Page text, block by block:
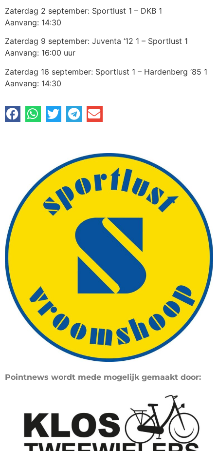
Zaterdag 2 september: Sportlust 1 – DKB 1
Aanvang: 14:30
Zaterdag 9 september: Juventa ‘12 1 – Sportlust 1
Aanvang: 16:00 uur
Zaterdag 16 september: Sportlust 1 – Hardenberg ‘85 1
Aanvang: 14:30
Pointnews wordt mede mogelijk gemaakt door: